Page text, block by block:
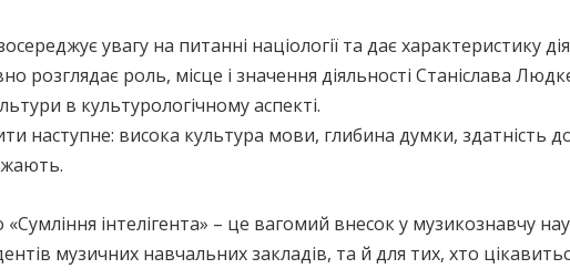
увагу на питанні націології та дає характеристику
розглядає роль, місце і значення діяльності Станіслава
в культурологічному аспекті.
наступне: висока культура мови, глибина думки, здатність
інтелігента» – це вагомий внесок у музикознавчу
музичних навчальних закладів, та й для тих, хто